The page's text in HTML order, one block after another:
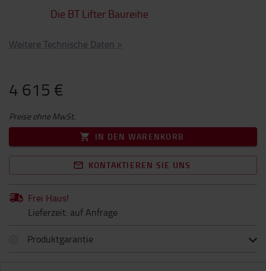
Die BT Lifter Baureihe
Weitere Technische Daten >
4 615 €
Preise ohne MwSt.
IN DEN WARENKORB
KONTAKTIEREN SIE UNS
Frei Haus!
Lieferzeit: auf Anfrage
Produktgarantie